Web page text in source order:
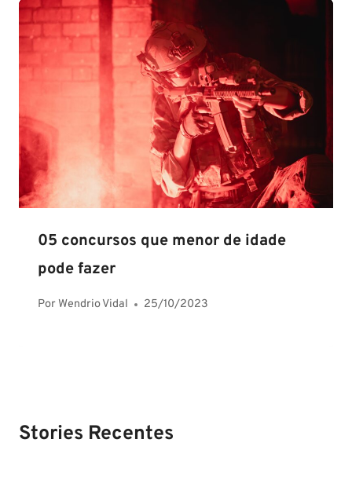
05 concursos que menor de idade
pode fazer
PorWendrio Vidal 25/10/2023
Stories Recentes